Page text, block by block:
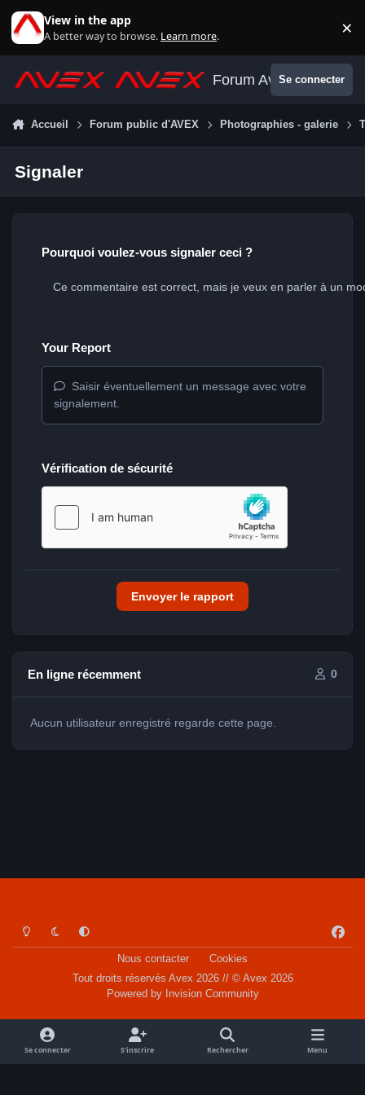
View in the app
A better way to browse. Learn more. ×
Forum AvexSe connecter
Accueil Forum public d'AVEX Photographies - galerie
Signaler
Pourquoi voulez-vous signaler ceci ?
Your Report
Saisir éventuellement un message avec votre
signalement.
Vérification de sécurité
Envoyer le rapport
En ligne récemment 0
Aucun utilisateur enregistré regarde cette page.
Light ModeDark ModeSystem Preference
a
o
k
Nous contacter
Cookies
Tout droits réservés Avex 2026 // © Avex 2026
Powered by Invision Community
Se connecter S’inscrire Rechercher Menu